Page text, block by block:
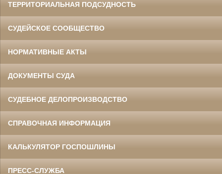
ТЕРРИТОРИАЛЬНАЯ ПОДСУДНОСТЬ
СУДЕЙСКОЕ СООБЩЕСТВО
НОРМАТИВНЫЕ АКТЫ
ДОКУМЕНТЫ СУДА
СУДЕБНОЕ ДЕЛОПРОИЗВОДСТВО
СПРАВОЧНАЯ ИНФОРМАЦИЯ
КАЛЬКУЛЯТОР ГОСПОШЛИНЫ
ПРЕСС-СЛУЖБА